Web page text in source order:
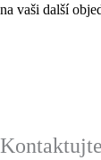
na vaši další